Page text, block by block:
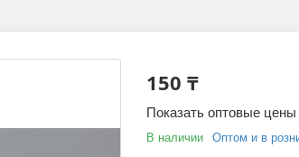
150 ₸
Показать оптовые цены
В наличии Оптом и в